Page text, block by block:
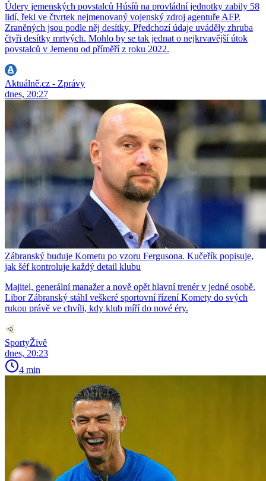
Údery jemenských povstalců Húsíů na provládní jednotky zabily 58
lidí, řekl ve čtvrtek nejmenovaný vojenský zdroj agentuře AFP.
Zraněných jsou podle něj desítky. Předchozí údaje uváděly zhruba
čtyři desítky mrtvých. Mohlo by se tak jednat o nejkrvavější útok
povstalců v Jemenu od příměří z roku 2022.
Aktuálně.cz - Zprávy
dnes, 20:27
Zábranský buduje Kometu po vzoru Fergusona. Kučeřík popisuje,
jak šéf kontroluje každý detail klubu
Majitel, generální manažer a nově opět hlavní trenér v jedné osobě.
Libor Zábranský stáhl veškeré sportovní řízení Komety do svých
rukou právě ve chvíli, kdy klub míří do nové éry.
SportyŽivě
dnes, 20:23
4 min